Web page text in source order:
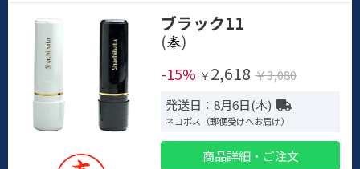
ブラック11
(
)
-15% ￥ 2,618 ￥3,080
発送日：8月6日(木)
ネコポス（郵便受けへお届け）
商品詳細・ご注文